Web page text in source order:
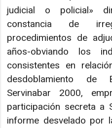
judicial o policial»
constancia de
procedimientos de
años-obviando los
consistentes en
desdoblamiento de
Servinabar 2000,
participación secreta a
informe desvelado por